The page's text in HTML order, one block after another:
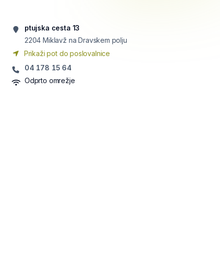
ptujska cesta 13
2204 Miklavž na Dravskem polju
Prikaži pot do poslovalnice
04 178 15 64
Odprto omrežje